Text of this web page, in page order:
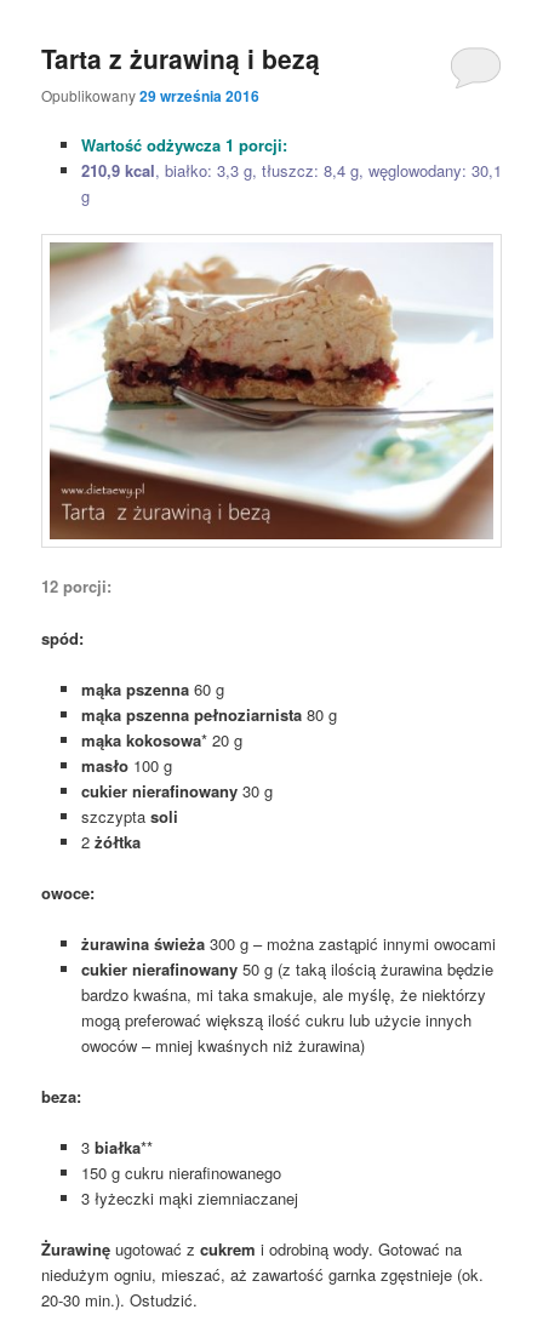
Tarta z żurawiną i bezą
Opublikowany29 września 2016
Wartość odżywcza 1 porcji:
210,9 kcal, białko: 3,3 g, tłuszcz: 8,4 g, węglowodany: 30,1
g
12 porcji:
spód:
mąka pszenna60 g
mąka pszenna pełnoziarnista80 g
mąka kokosowa* 20 g
masło100 g
cukier nierafinowany30 g
szczypta soli
2 żółtka
owoce:
żurawina świeża300 g – można zastąpić innymi owocami
cukier nierafinowany50 g (z taką ilością żurawina będzie
bardzo kwaśna, mi taka smakuje, ale myślę, że niektórzy
mogą preferować większą ilość cukru lub użycie innych
owoców – mniej kwaśnych niż żurawina)
beza:
3 białka**
150 g cukru nierafinowanego
3 łyżeczki mąki ziemniaczanej
Żurawinę ugotować zcukrem i odrobiną wody. Gotować na
niedużym ogniu, mieszać, aż zawartość garnka zgęstnieje (ok.
20-30 min.). Ostudzić.